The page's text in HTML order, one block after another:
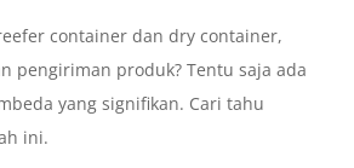
container dan dry container,
pengiriman produk? Tentu saja ada
yang signifikan. Cari tahu
ini.